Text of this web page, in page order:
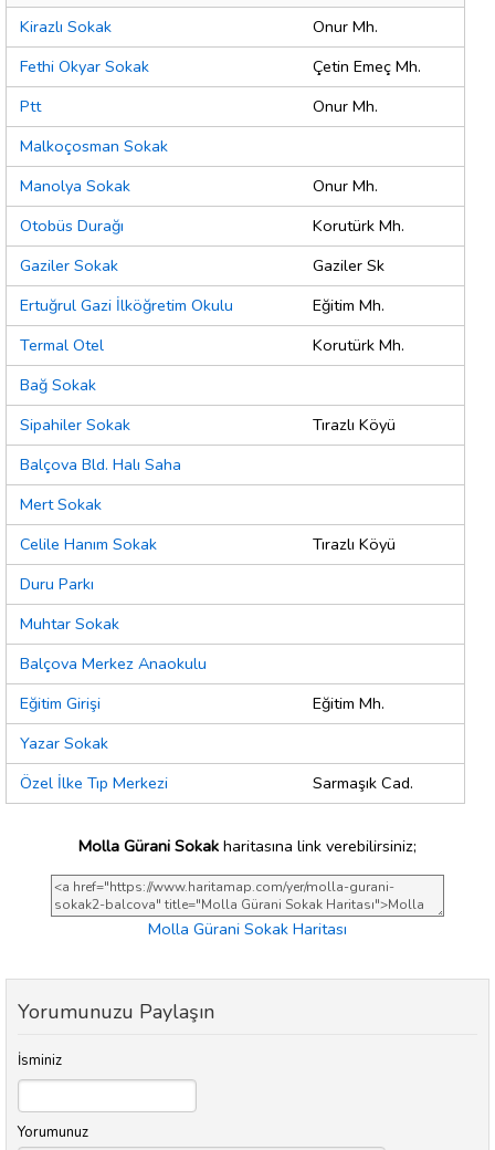
Kirazlı Sokak
Onur Mh.
Fethi Okyar Sokak
Çetin Emeç Mh.
Ptt
Onur Mh.
Malkoçosman Sokak
Manolya Sokak
Onur Mh.
Otobüs Durağı
Korutürk Mh.
Gaziler Sokak
Gaziler Sk
Ertuğrul Gazi İlköğretim Okulu
Eğitim Mh.
Termal Otel
Korutürk Mh.
Bağ Sokak
Sipahiler Sokak
Tırazlı Köyü
Balçova Bld. Halı Saha
Mert Sokak
Celile Hanım Sokak
Tırazlı Köyü
Duru Parkı
Muhtar Sokak
Balçova Merkez Anaokulu
Eğitim Girişi
Eğitim Mh.
Yazar Sokak
Özel İlke Tıp Merkezi
Sarmaşık Cad.
Molla Gürani Sokak haritasına link verebilirsiniz;
Molla Gürani Sokak Haritası
Yorumunuzu Paylaşın
İsminiz
Yorumunuz